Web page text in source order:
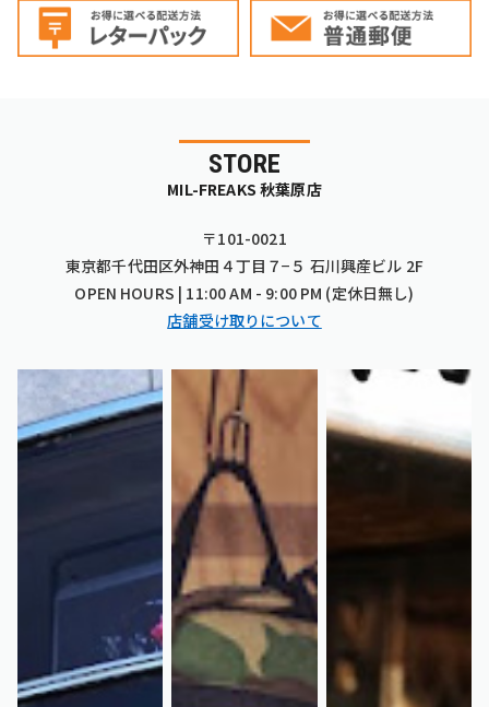
STORE
MIL-FREAKS 秋葉原店
〒101-0021
東京都千代田区外神田４丁目７−５ 石川興産ビル 2F
OPEN HOURS | 11:00 AM - 9:00 PM (定休日無し)
店舗受け取りについて